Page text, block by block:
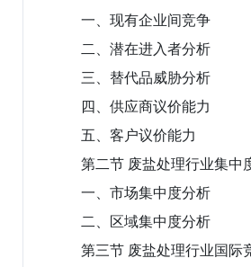
一、现有企业间竞争
二、潜在进入者分析
三、替代品威胁分析
四、供应商议价能力
五、客户议价能力
第二节 废盐处理行业集中
一、市场集中度分析
二、区域集中度分析
第三节 废盐处理行业国际